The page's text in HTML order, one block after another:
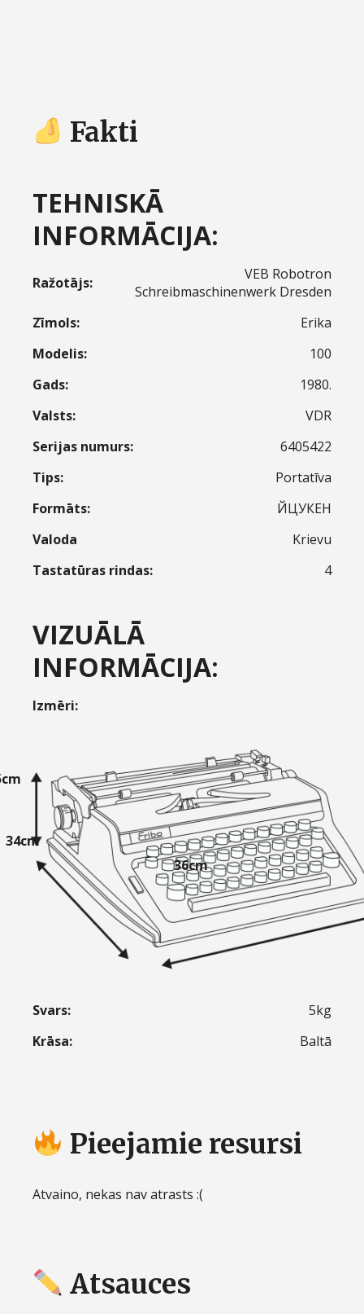
Fakti
TEHNISKĀ
INFORMĀCIJA:
Ražotājs:
VEB Robotron
Schreibmaschinenwerk Dresden
Zīmols:
Erika
Modelis:
100
Gads:
1980.
Valsts:
VDR
Serijas numurs:
6405422
Tips:
Portatīva
Formāts:
ЙЦУКЕН
Valoda
Krievu
Tastatūras rindas:
4
VIZUĀLĀ
INFORMĀCIJA:
Izmēri:
34cm
36cm
Svars:
5kg
Krāsa:
Baltā
Pieejamie resursi
Atvaino, nekas nav atrasts :(
Atsauces